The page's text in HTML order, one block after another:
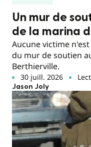
Un mur de
de la marina
Aucune victime
du mur de soutien
Berthierville.
30 juill. 2026
Jason Joly